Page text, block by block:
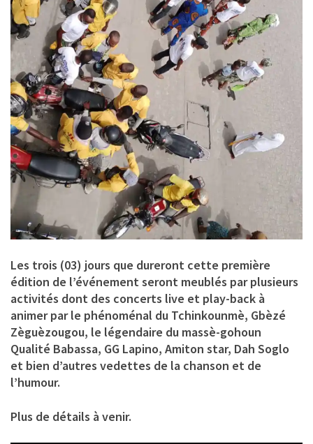
Les trois (03) jours que dureront cette première
édition de l’événement seront meublés par plusieurs
activités dont des concerts live et play-back à
animer par le phénoménal du Tchinkounmè, Gbèzé
Zèguèzougou, le légendaire du massè-gohoun
Qualité Babassa, GG Lapino, Amiton star, Dah Soglo
et bien d’autres vedettes de la chanson et de
l’humour.
Plus de détails à venir.